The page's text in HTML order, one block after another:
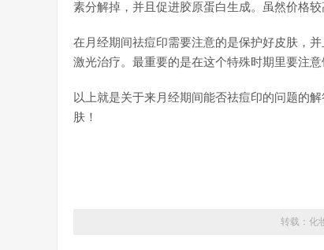
素分解掉，并且促进胶原蛋白生成。虽然价格较
在月经期间祛痘印需要注意的是保护好皮肤，
激光治疗。最重要的是在这个特殊时期里要注
以上就是关于来月经期间能否祛痘印的问题的
肤！
转载： 化